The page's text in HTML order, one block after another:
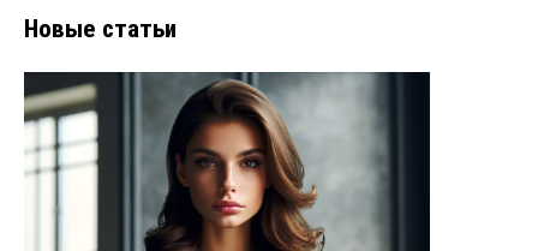
Новые статьи